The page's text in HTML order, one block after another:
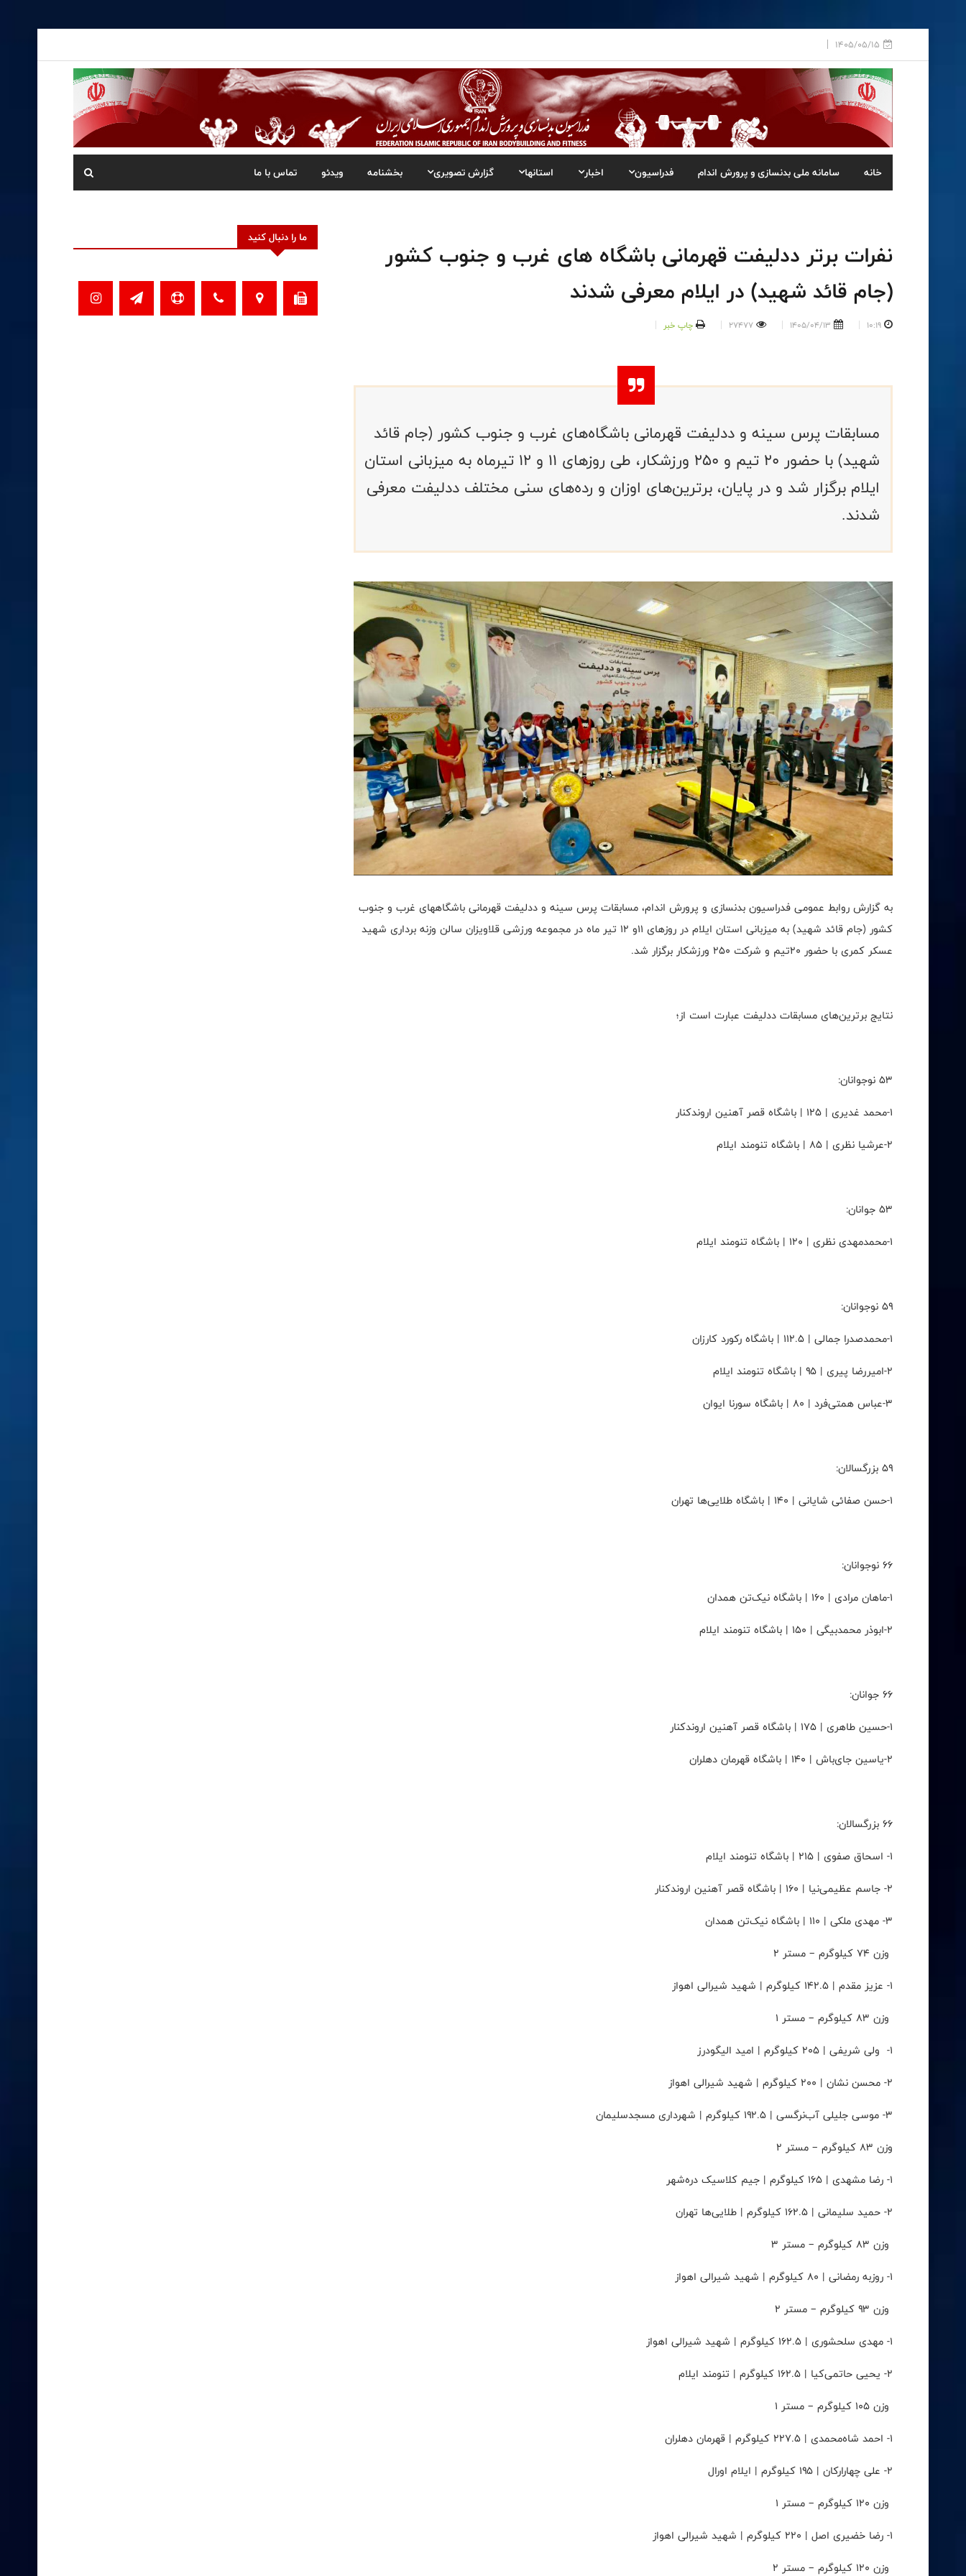
1405/05/15
خانه سامانه ملی بدنسازی و پرورش اندام فدراسیون اخبار استانها گزارش تصویری بخشنامه ویدئو تماس با ما
نفرات برتر ددلیفت قهرمانی باشگاه های غرب و جنوب کشور
(جام قائد شهید) در ایلام معرفی شدند
10:19
1405/04/13
27477 چاپ خبر
مسابقات پرس سینه و ددلیفت قهرمانی باشگاه‌های غرب و جنوب کشور (جام قائد
شهید) با حضور ۲۰ تیم و ۲۵۰ ورزشکار، طی روزهای ۱۱ و ۱۲ تیرماه به میزبانی استان
ایلام برگزار شد و در پایان، برترین‌های اوزان و رده‌های سنی مختلف ددلیفت معرفی
شدند.
به گزارش روابط عمومی فدراسیون بدنسازی و پرورش اندام، مسابقات پرس سینه و ددلیفت قهرمانی باشگاههای غرب و جنوب
کشور (جام قائد شهید) به میزبانی استان ایلام در روزهای ۱۱و ۱۲ تیر ماه در مجموعه ورزشی قلاویزان سالن وزنه برداری شهید
عسکر کمری با حضور ۲۰تیم و شرکت ۲۵۰ ورزشکار برگزار شد.
نتایج برترین‌های مسابقات ددلیفت عبارت است از؛
۵۳ نوجوانان:
۱-محمد غدیری | ۱۲۵ | باشگاه قصر آهنین اروندکنار
۲-عرشیا نظری | ۸۵ | باشگاه تنومند ایلام
۵۳ جوانان:
۱-محمدمهدی نظری | ۱۲۰ | باشگاه تنومند ایلام
۵۹ نوجوانان:
۱-محمدصدرا جمالی | ۱۱۲.۵ | باشگاه رکورد کارزان
۲-امیررضا پیری | ۹۵ | باشگاه تنومند ایلام
۳-عباس همتی‌فرد | ۸۰ | باشگاه سورنا ایوان
۵۹ بزرگسالان:
۱-حسن صفائی شایانی | ۱۴۰ | باشگاه طلایی‌ها تهران
۶۶ نوجوانان:
۱-ماهان مرادی | ۱۶۰ | باشگاه نیک‌تن همدان
۲-ابوذر محمدبیگی | ۱۵۰ | باشگاه تنومند ایلام
۶۶ جوانان:
۱-حسین طاهری | ۱۷۵ | باشگاه قصر آهنین اروندکنار
۲-یاسین جای‌باش | ۱۴۰ | باشگاه قهرمان دهلران
۶۶ بزرگسالان:
۱- اسحاق صفوی | ۲۱۵ | باشگاه تنومند ایلام
۲- جاسم عظیمی‌نیا | ۱۶۰ | باشگاه قصر آهنین اروندکنار
۳- مهدی ملکی | ۱۱۰ | باشگاه نیک‌تن همدان
وزن ۷۴ کیلوگرم – مستر ۲
۱- عزیز مقدم | ۱۴۲.۵ کیلوگرم | شهید شیرالی اهواز
وزن ۸۳ کیلوگرم – مستر ۱
۱- ولی شریفی | ۲۰۵ کیلوگرم | امید الیگودرز
۲- محسن نشان | ۲۰۰ کیلوگرم | شهید شیرالی اهواز
۳- موسی جلیلی آب‌نرگسی | ۱۹۲.۵ کیلوگرم | شهرداری مسجدسلیمان
وزن ۸۳ کیلوگرم – مستر ۲
۱- رضا مشهدی | ۱۶۵ کیلوگرم | جیم کلاسیک دره‌شهر
۲- حمید سلیمانی | ۱۶۲.۵ کیلوگرم | طلایی‌ها تهران
وزن ۸۳ کیلوگرم – مستر ۳
۱- روزبه رمضانی | ۸۰ کیلوگرم | شهید شیرالی اهواز
وزن ۹۳ کیلوگرم – مستر ۲
۱- مهدی سلحشوری | ۱۶۲.۵ کیلوگرم | شهید شیرالی اهواز
۲- یحیی حاتمی‌کیا | ۱۶۲.۵ کیلوگرم | تنومند ایلام
وزن ۱۰۵ کیلوگرم – مستر ۱
۱- احمد شاه‌محمدی | ۲۲۷.۵ کیلوگرم | قهرمان دهلران
۲- علی چهارارکان | ۱۹۵ کیلوگرم | ایلام اورال
وزن ۱۲۰ کیلوگرم – مستر ۱
۱- رضا خضیری اصل | ۲۲۰ کیلوگرم | شهید شیرالی اهواز
وزن ۱۲۰ کیلوگرم – مستر ۲
ما را دنبال کنید